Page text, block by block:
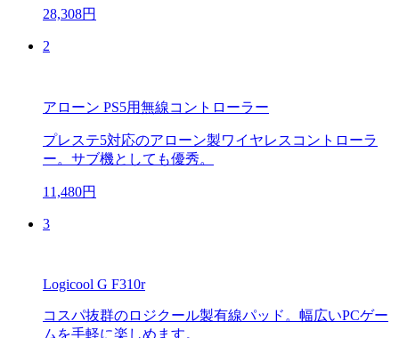
28,308円
2
アローン PS5用無線コントローラー
プレステ5対応のアローン製ワイヤレスコントローラ
ー。サブ機としても優秀。
11,480円
3
Logicool G F310r
コスパ抜群のロジクール製有線パッド。幅広いPCゲー
ムを手軽に楽しめます。